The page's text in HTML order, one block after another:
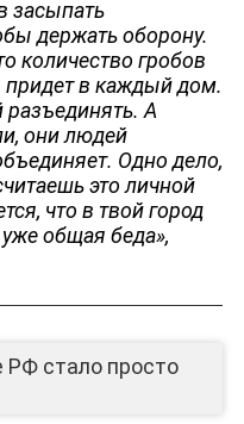
засыпать
держать оборону.
количество гробов
придет в каждый дом.
А
они людей
Одно дело,
это личной
что в твой город
общая беда»,
РФ стало просто